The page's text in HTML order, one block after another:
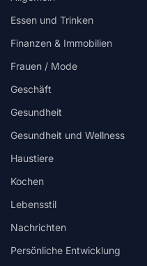
Essen und Trinken
Finanzen & Immobilien
Frauen / Mode
Geschäft
Gesundheit
Gesundheit und Wellness
Haustiere
Kochen
Lebensstil
Nachrichten
Persönliche Entwicklung